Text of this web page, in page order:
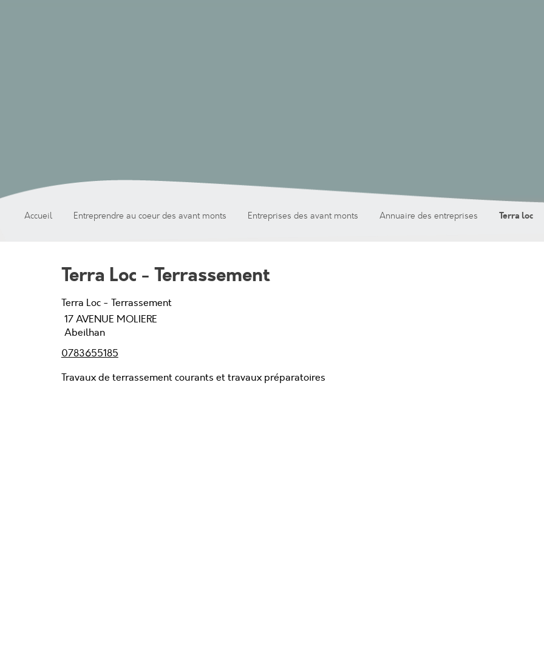
Accueil Entreprendre au coeur des avant monts Entreprises des avant monts Annuaire des entreprises Terra loc
Terra Loc - Terrassement
Terra Loc - Terrassement
17 AVENUE MOLIERE
Abeilhan
0783655185
Travaux de terrassement courants et travaux préparatoires